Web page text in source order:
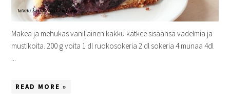
Makea ja mehukas vaniljainen kakku kätkee sisäänsä vadelmia ja
mustikoita. 200 g voita 1 dl ruokosokeria 2 dl sokeria 4 munaa 4dl
...
READ MORE »